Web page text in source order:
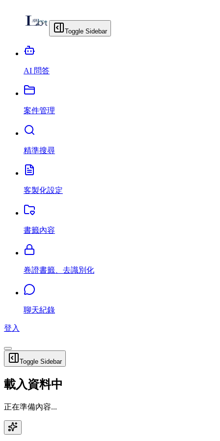
Toggle Sidebar
AI 問答
案件管理
精準搜尋
客製化設定
書籤內容
卷證書籤、去識別化
聊天紀錄
登入
Toggle Sidebar
載入資料中
正在準備內容...